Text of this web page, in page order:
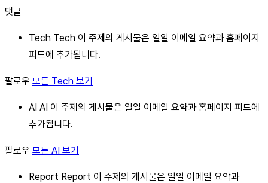
댓글
Tech Tech 이 주제의 게시물은 일일 이메일 요약과 홈페이지
피드에 추가됩니다.
팔로우 모든 Tech 보기
AI AI 이 주제의 게시물은 일일 이메일 요약과 홈페이지 피드에
추가됩니다.
팔로우 모든 AI 보기
Report Report 이 주제의 게시물은 일일 이메일 요약과